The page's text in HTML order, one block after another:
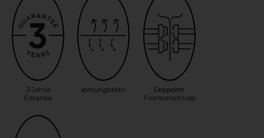
3 Jahre
Garantie
atmungsaktiv
Doppelter
Frontverschluss